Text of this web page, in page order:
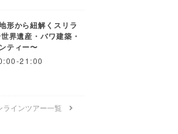
形から紐解くスリラ
界遺産・バワ建築・
ティー〜
21:00
ラインツアー一覧